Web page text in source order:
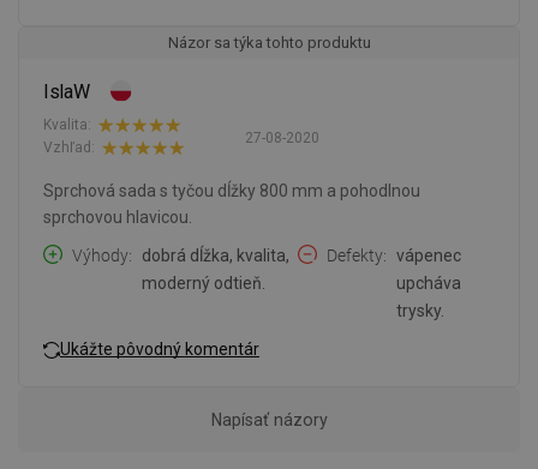
Názor sa týka tohto produktu
IslaW
27-08-2020
Kvalita:
Vzhľad:
Sprchová sada s tyčou dĺžky 800 mm a pohodlnou
sprchovou hlavicou.
Výhody
dobrá dĺžka, kvalita,
moderný odtieň.
Defekty
vápenec
upcháva
trysky.
Ukážte pôvodný komentár
Napísať názory